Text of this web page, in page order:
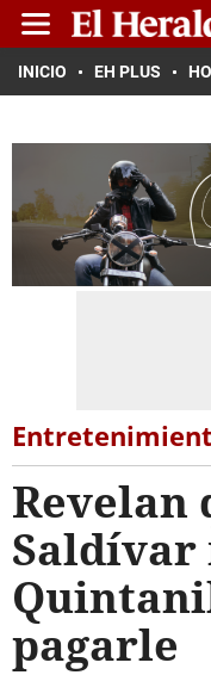
INICIO EH PLUS
Revelan
Saldívar
pagarle